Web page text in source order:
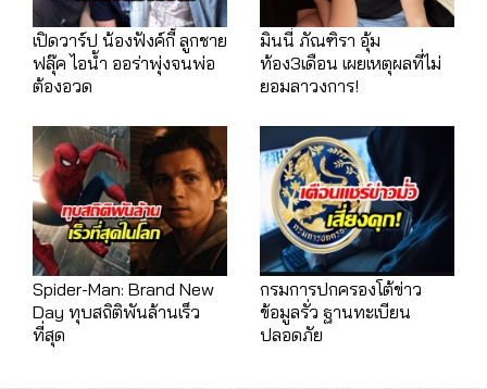
เปิดวาร์ป น้องฟังค์กี้ ลูกชาย
ฟลุ๊ค ไอน้ำ ออร่าพุ่งจนพ่อ
ต้องอวด
มินนี่ ภัณฑิรา อุ้ม
ท้อง3เดือน เผยเหตุผลที่ไม่
ยอมลาวงการ!
Spider-Man: Brand New
Day ทุบสถิติพันล้านเร็ว
ที่สุด
กรมการปกครองโต้ข่าว
ข้อมูลรั่ว ฐานทะเบียน
ปลอดภัย